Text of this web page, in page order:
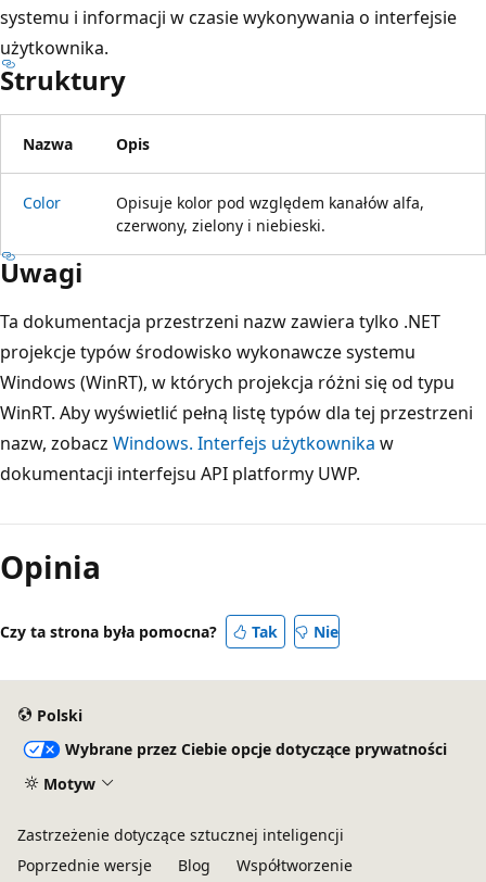
systemu i informacji w czasie wykonywania o interfejsie
użytkownika.
Struktury
Nazwa Opis
Color
Opisuje kolor pod względem kanałów alfa,
czerwony, zielony i niebieski.
Uwagi
Ta dokumentacja przestrzeni nazw zawiera tylko .NET
projekcje typów środowisko wykonawcze systemu
Windows (WinRT), w których projekcja różni się od typu
WinRT. Aby wyświetlić pełną listę typów dla tej przestrzeni
nazw, zobacz Windows. Interfejs użytkownika w
dokumentacji interfejsu API platformy UWP.
odczytu
wyłączony
Opinia
Czy ta strona była pomocna? Tak Nie
Polski
Wybrane przez Ciebie opcje dotyczące prywatności
Motyw
Zastrzeżenie dotyczące sztucznej inteligencji
Poprzednie wersje
Blog Współtworzenie